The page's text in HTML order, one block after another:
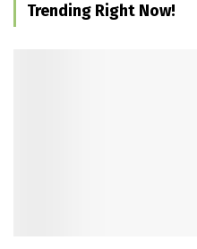
Trending Right Now!